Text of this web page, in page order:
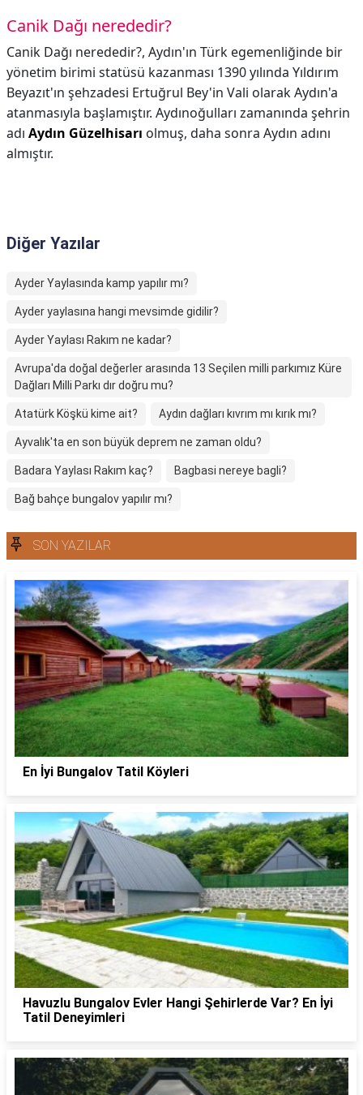
Canik Dağı nerededir?
Canik Dağı nerededir?, Aydın'ın Türk egemenliğinde bir
yönetim birimi statüsü kazanması 1390 yılında Yıldırım
Beyazıt'ın şehzadesi Ertuğrul Bey'in Vali olarak Aydın'a
atanmasıyla başlamıştır. Aydınoğulları zamanında şehrin
adı Aydın Güzelhisarı olmuş, daha sonra Aydın adını
almıştır.
Diğer Yazılar
Ayder Yaylasında kamp yapılır mı?
Ayder yaylasına hangi mevsimde gidilir?
Ayder Yaylası Rakım ne kadar?
Avrupa'da doğal değerler arasında 13 Seçilen milli parkımız Küre
Dağları Milli Parkı dır doğru mu?
Atatürk Köşkü kime ait? Aydın dağları kıvrım mı kırık mı?
Ayvalık'ta en son büyük deprem ne zaman oldu?
Badara Yaylası Rakım kaç? Bagbasi nereye bagli?
Bağ bahçe bungalov yapılır mı?
SON YAZILAR
En İyi Bungalov Tatil Köyleri
Havuzlu Bungalov Evler Hangi Şehirlerde Var? En İyi
Tatil Deneyimleri